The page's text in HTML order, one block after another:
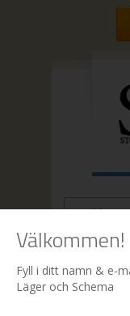
Välkommen!
Fyll i ditt namn & e-
Läger och Schema